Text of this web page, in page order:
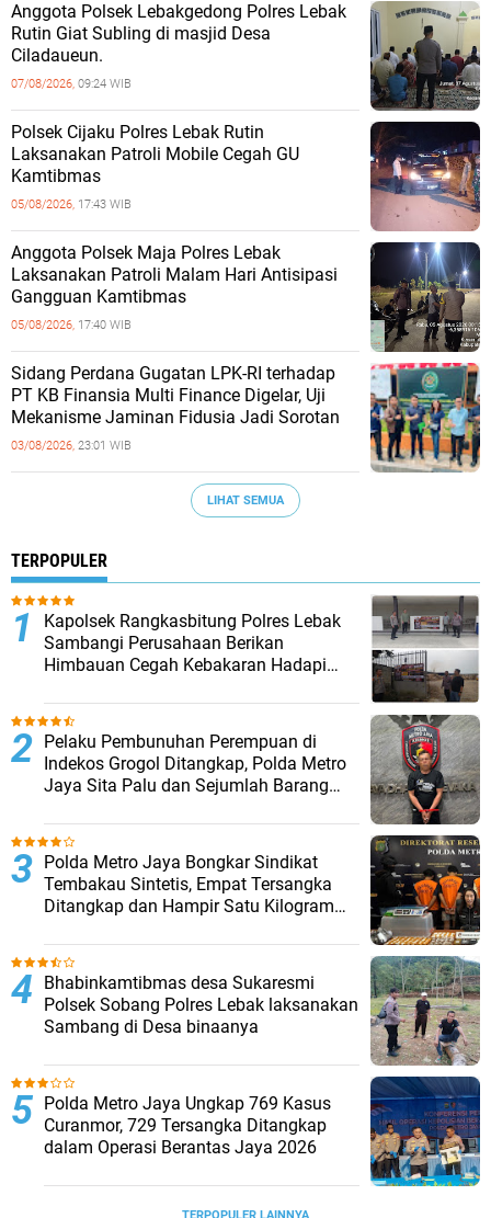
Anggota Polsek Lebakgedong Polres Lebak
Rutin Giat Subling di masjid Desa
Ciladaueun.
07/08/2026, 09:24 WIB
Polsek Cijaku Polres Lebak Rutin
Laksanakan Patroli Mobile Cegah GU
Kamtibmas
05/08/2026, 17:43 WIB
Anggota Polsek Maja Polres Lebak
Laksanakan Patroli Malam Hari Antisipasi
Gangguan Kamtibmas
05/08/2026, 17:40 WIB
Sidang Perdana Gugatan LPK-RI terhadap
PT KB Finansia Multi Finance Digelar, Uji
Mekanisme Jaminan Fidusia Jadi Sorotan
03/08/2026, 23:01 WIB
LIHAT SEMUA
TERPOPULER
Kapolsek Rangkasbitung Polres Lebak
Sambangi Perusahaan Berikan
Himbauan Cegah Kebakaran Hadapi
Pelaku Pembunuhan Perempuan di
Indekos Grogol Ditangkap, Polda Metro
Jaya Sita Palu dan Sejumlah Barang
‎Polda Metro Jaya Bongkar Sindikat
Tembakau Sintetis, Empat Tersangka
Ditangkap dan Hampir Satu Kilogram
Bhabinkamtibmas desa Sukaresmi
Polsek Sobang Polres Lebak laksanakan
Sambang di Desa binaanya
Polda Metro Jaya Ungkap 769 Kasus
Curanmor, 729 Tersangka Ditangkap
dalam Operasi Berantas Jaya 2026‎